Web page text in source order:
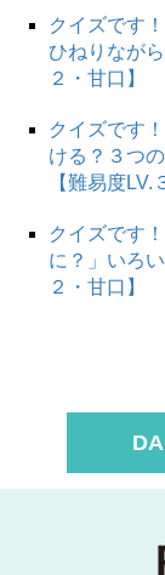
クイズです
ひねりなが
２・甘口】
クイズです
ける？３つ
【難易度LV.
クイズです
に？」いろ
２・甘口】